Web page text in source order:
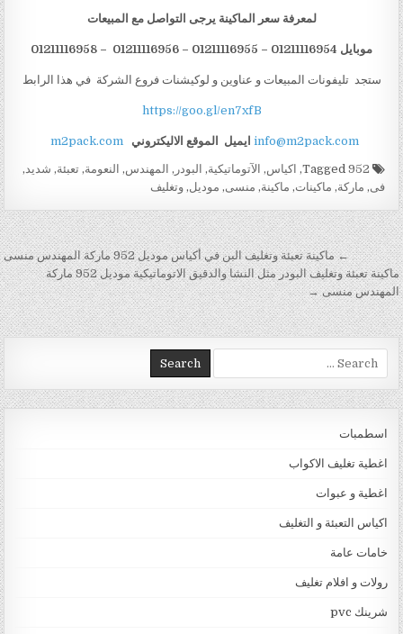
لمعرفة سعر الماكينة يرجى التواصل مع المبيعات
موبايل 01211116954 – 01211116955 – 01211116956 – 01211116958
ستجد تليفونات المبيعات و عناوين و لوكيشنات فروع الشركة في هذا الرابط
https://goo.gl/en7xfB
info@m2pack.com ايميل الموقع الاليكتروني m2pack.com
952
, اكياس, الآتوماتيكية, البودر , المهندس, النعومة,تعبئة, شديد,
فى, ماركة, ماكينات, ماكينة, منسى, موديل,وتغليف
تصفّح المقالات
← ماكينة تعبئة وتغليف البن في أكياس موديل 952 ماركة المهندس منسى
ماكينة تعبئة وتغليف البودر مثل النشا والدقيق الاتوماتيكية موديل 952 ماركة
المهندس منسى →
Search for:
اسطمبات
اغطية تغليف الاكواب
اغطية و عبوات
اكياس التعبئة و التغليف
خامات عامة
رولات و افلام تغليف
شرينك pvc